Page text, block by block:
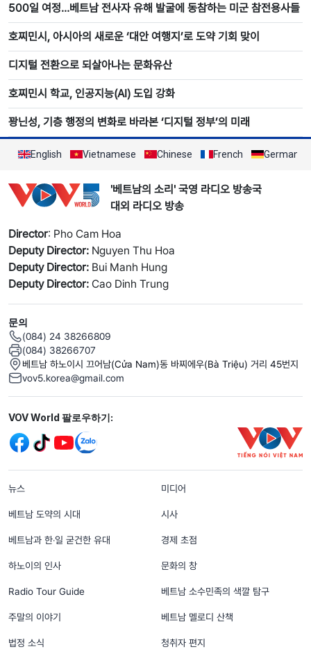
500일 여정…베트남 전사자 유해 발굴에 동참하는 미군 참전용사들
호찌민시, 아시아의 새로운 ‘대안 여행지’로 도약 기회 맞이
디지털 전환으로 되살아나는 문화유산
호찌민시 학교, 인공지능(AI) 도입 강화
꽝닌성, 기층 행정의 변화로 바라본 ‘디지털 정부’의 미래
English Vietnamese Chinese French German
'베트남의 소리' 국영 라디오 방송국
대외 라디오 방송
Director: Pho Cam Hoa
Deputy Director: Nguyen Thu Hoa
Deputy Director: Bui Manh Hung
Deputy Director: Cao Dinh Trung
문의
(084) 24 38266809
(084) 38266707
베트남 하노이시 끄어남(Cửa Nam)동 바찌에우(Bà Triệu) 거리 45번지
vov5.korea@gmail.com
Mạng xã hội
VOV World 팔로우하기:
menu footer tiếng Hàn
뉴스 미디어
베트남 도약의 시대 시사
베트남과 한‧일 굳건한 유대 경제 초점
하노이의 인사 문화의 창
Radio Tour Guide 베트남 소수민족의 색깔 탐구
주말의 이야기 베트남 멜로디 산책
법정 소식 청취자 편지